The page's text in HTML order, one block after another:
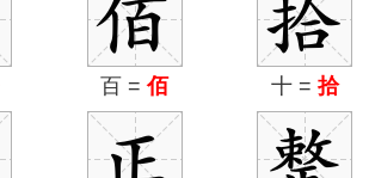
百 =佰 十 = 拾